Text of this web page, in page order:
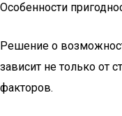
Особенности
Решение о
зависит не только от
факторов.